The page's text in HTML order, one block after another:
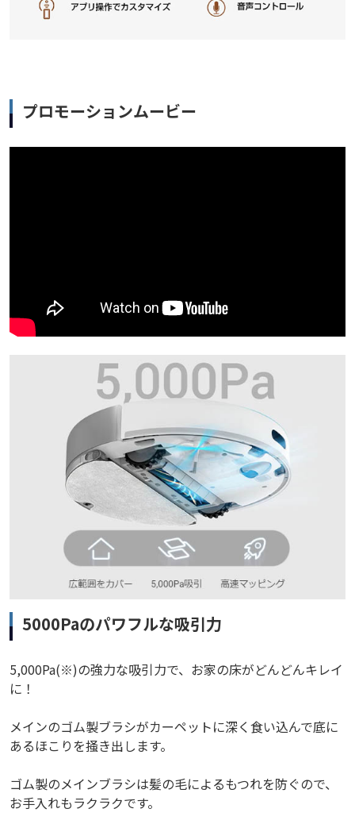
プロモーションムービー
5000Paのパワフルな吸引力
5,000Pa(※)の強力な吸引力で、お家の床がどんどんキレイ
に！
メインのゴム製ブラシがカーペットに深く食い込んで底に
あるほこりを掻き出します。
ゴム製のメインブラシは髪の毛によるもつれを防ぐので、
お手入れもラクラクです。